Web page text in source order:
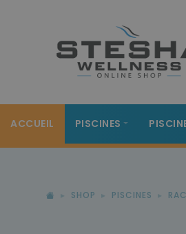
ACCUEIL PISCINES
SHOP PISCINES